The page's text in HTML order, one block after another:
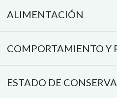
ALIMENTACIÓN
COMPORTAMIENTO Y
ESTADO DE